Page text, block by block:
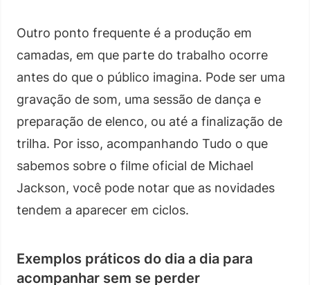
Outro ponto frequente é a produção em
camadas, em que parte do trabalho ocorre
antes do que o público imagina. Pode ser uma
gravação de som, uma sessão de dança e
preparação de elenco, ou até a finalização de
trilha. Por isso, acompanhando Tudo o que
sabemos sobre o filme oficial de Michael
Jackson, você pode notar que as novidades
tendem a aparecer em ciclos.
Exemplos práticos do dia a dia para
acompanhar sem se perder